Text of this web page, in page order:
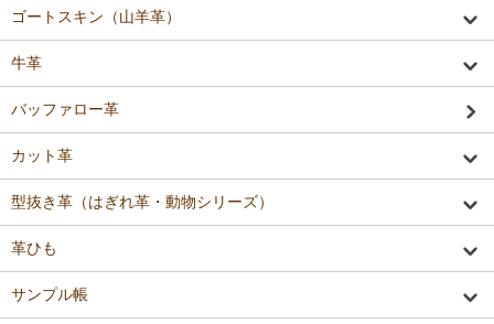
ゴートスキン（山羊革）
牛革
バッファロー革
カット革
型抜き革（はぎれ革・動物シリーズ）
革ひも
サンプル帳